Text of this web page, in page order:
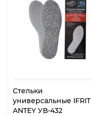
Стельки
универсальные IFRIT
ANTEY УВ-432